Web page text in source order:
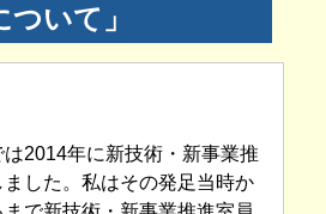
ついて」
は2014年に新技術・新事業推
した。私はその発足当時か